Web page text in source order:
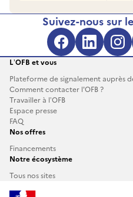
Suivez-nous sur
Facebook
L’OFB et vous
Plateforme de signalement auprès
Comment contacter l'OFB ?
Travailler à l’OFB
Espace presse
FAQ
Nos offres
Financements
Notre écosystème
Tous nos sites